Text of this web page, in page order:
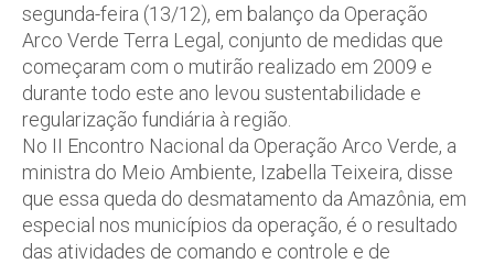
segunda-feira (13/12), em balanço da Operação
Arco Verde Terra Legal, conjunto de medidas que
começaram com o mutirão realizado em 2009 e
durante todo este ano levou sustentabilidade e
regularização fundiária à região.
No II Encontro Nacional da Operação Arco Verde, a
ministra do Meio Ambiente, Izabella Teixeira, disse
que essa queda do desmatamento da Amazônia, em
especial nos municípios da operação, é o resultado
das atividades de comando e controle e de